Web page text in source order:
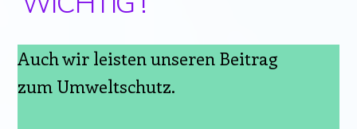
Auch wir leisten unseren Beitrag
zum Umweltschutz.